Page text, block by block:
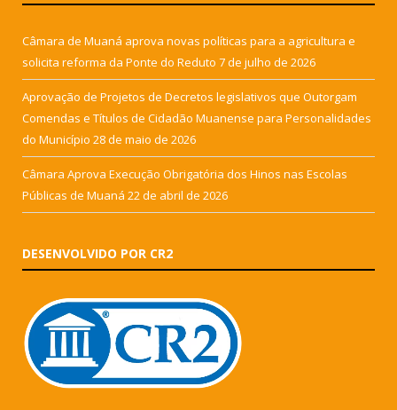
Câmara de Muaná aprova novas políticas para a agricultura e
solicita reforma da Ponte do Reduto 7 de julho de 2026
Aprovação de Projetos de Decretos legislativos que Outorgam
Comendas e Títulos de Cidadão Muanense para Personalidades
do Município 28 de maio de 2026
Câmara Aprova Execução Obrigatória dos Hinos nas Escolas
Públicas de Muaná 22 de abril de 2026
DESENVOLVIDO POR CR2